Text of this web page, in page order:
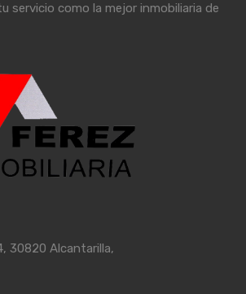
servicio como la mejor inmobiliaria de
30820 Alcantarilla,